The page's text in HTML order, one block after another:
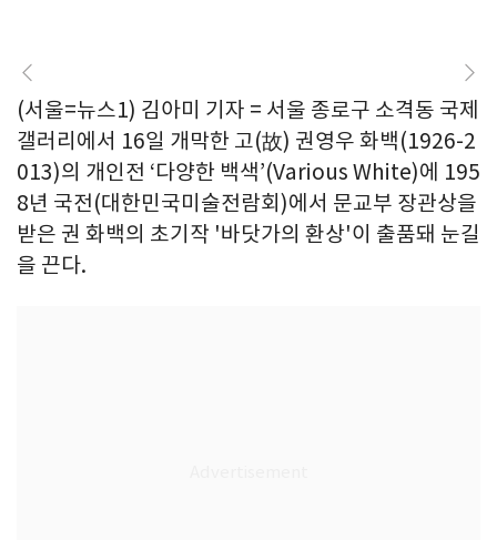
(서울=뉴스1) 김아미 기자 = 서울 종로구 소격동 국제
갤러리에서 16일 개막한 고(故) 권영우 화백(1926-2
013)의 개인전 ‘다양한 백색’(Various White)에 195
8년 국전(대한민국미술전람회)에서 문교부 장관상을
받은 권 화백의 초기작 '바닷가의 환상'이 출품돼 눈길
을 끈다.